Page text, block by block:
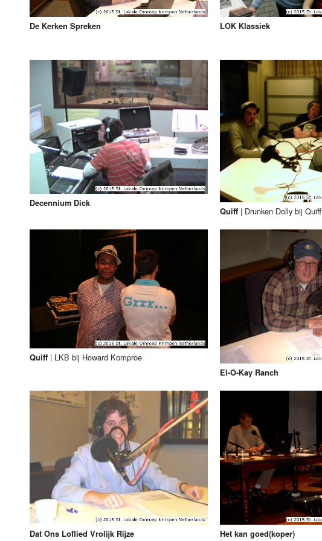
De Kerken Spreken
LOK Klassiek
Decennium Dick
Quiff | Drunken Dolly bij Quiff
Quiff| LKB bij Howard Komproe
El-O-Kay Ranch
Dat Ons Loflied Vrolijk Rijze Het kan goed(koper)